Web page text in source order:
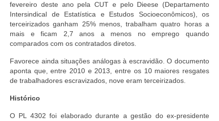
fevereiro deste ano pela CUT e pelo Dieese (Departamento
Intersindical de Estatística e Estudos Socioeconômicos), os
terceirizados ganham 25% menos, trabalham quatro horas a
mais e ficam 2,7 anos a menos no emprego quando
comparados com os contratados diretos.
Favorece ainda situações análogas à escravidão. O documento
aponta que, entre 2010 e 2013, entre os 10 maiores resgates
de trabalhadores escravizados, nove eram terceirizados.
Histórico
O PL 4302 foi elaborado durante a gestão do ex-presidente